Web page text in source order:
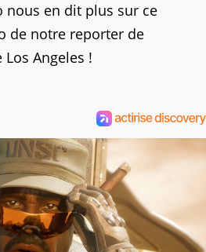
nous en dit plus sur ce
de notre reporter de
Angeles !